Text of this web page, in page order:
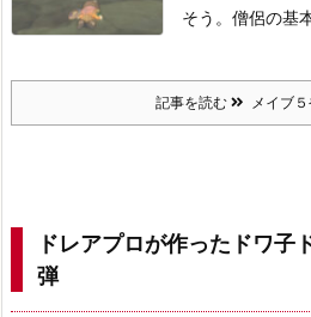
そう。 僧侶の基
記事を読む メイブ
ドレアプロが作ったドワ
弾